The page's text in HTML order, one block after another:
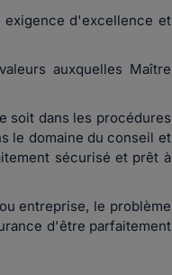
exigence d'excellence et
auxquelles Maître
soit dans les procédures
le domaine du conseil et
sécurisé et prêt à
entreprise, le problème
d'être parfaitement